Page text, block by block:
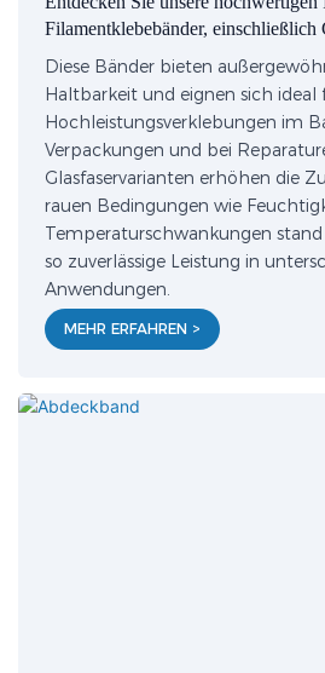
Filamentklebebänder, einschließlich
Diese Bänder bieten
Haltbarkeit und eignen sich ideal
Hochleistungsverklebungen im
Verpackungen und bei
Glasfaservarianten erhöhen die
rauen Bedingungen wie
Temperaturschwankungen
so zuverlässige Leistung in
Anwendungen.
MEHR ERFAHREN >